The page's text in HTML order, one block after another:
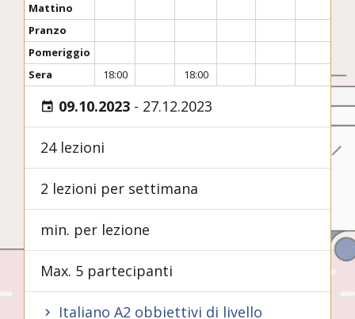
Mattino
Pranzo
Pomeriggio
Sera
18:00 18:00
09.10.2023 - 27.12.2023
24 lezioni
2 lezioni per settimana
min. per lezione
Max. 5 partecipanti
Italiano A2 obbiettivi di livello